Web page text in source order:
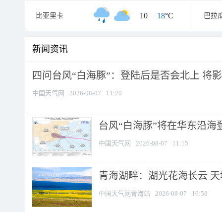
比亚里卡 10 / 18°C 巴拉
新闻资讯
四问台风“白海豚”：登陆后是否会北上 将
中国天气网 2026-08-07 11:20
台风“白海豚”将在华东沿
中国天气网 2026-08-07 11:15
青海湖畔：湖光花海长云
中国天气网青海站 2026-08-07 10:58